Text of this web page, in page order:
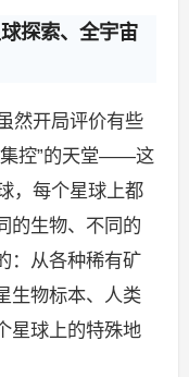
探索、全宇宙
然开局评价有些
集控”的天堂——这
，每个星球上都
的生物、不同的
：从各种稀有矿
生物标本、人类
星球上的特殊地